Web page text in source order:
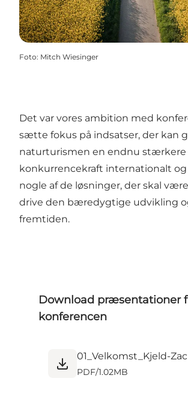
Foto: Mitch Wiesinger
Det var vores ambition med
sætte fokus på indsatser, der kan
naturturismen en endnu stærkere
konkurrencekraft internationalt
nogle af de løsninger, der skal
drive den bæredygtige udvikling
fremtiden.
Download præsentationer
konferencen
PDF/1.02MB